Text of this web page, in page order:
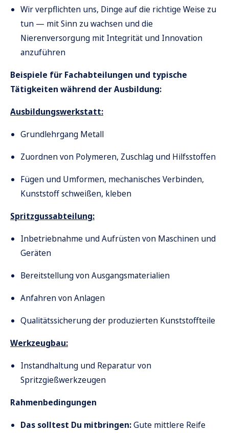
Wir verpflichten uns, Dinge auf die richtige Weise zu
tun — mit Sinn zu wachsen und die
Nierenversorgung mit Integrität und Innovation
anzuführen
Beispiele für Fachabteilungen und typische
Tätigkeiten während der Ausbildung:
Ausbildungswerkstatt:
Grundlehrgang Metall
Zuordnen von Polymeren, Zuschlag und Hilfsstoffen
Fügen und Umformen, mechanisches Verbinden,
Kunststoff schweißen, kleben
Spritzgussabteilung:
Inbetriebnahme und Aufrüsten von Maschinen und
Geräten
Bereitstellung von Ausgangsmaterialien
Anfahren von Anlagen
Qualitätssicherung der produzierten Kunststoffteile
Werkzeugbau:
Instandhaltung und Reparatur von
Spritzgießwerkzeugen
Rahmenbedingungen
Das solltest Du mitbringen:Gute mittlere Reife